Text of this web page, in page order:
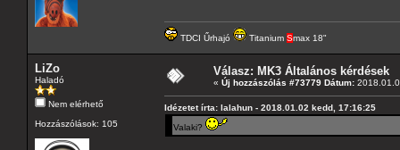
TDCI Űrhajó Titanium Smax 18"
LiZo
Haladó
Nem elérhető
Hozzászólások: 105
Válasz: MK3 Általános kérdések
« Új hozzászólás #73779 Dátum:
Idézetet írta: lalahun - 2018.01.02 kedd, 17:16:25
Valaki?